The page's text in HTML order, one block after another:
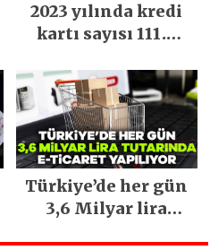
2023 yılında kredi
kartı sayısı 111.4
Türkiye’de her gün
3,6 Milyar lira